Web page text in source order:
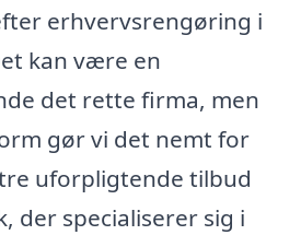
erhvervsrengøring i
kan være en
det rette firma, men
gør vi det nemt for
uforpligtende tilbud
der specialiserer sig i